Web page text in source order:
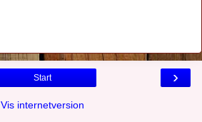
›
Start
Vis internetversion